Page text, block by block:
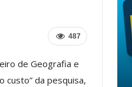
487
de Geografia e
custo” da pesquisa,